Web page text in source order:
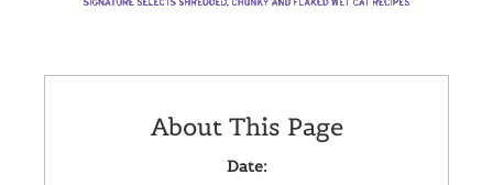
About This Page
Date: